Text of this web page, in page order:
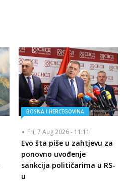
BOSNA I HERCEGOVINA
Fri, 7 Aug 2026 - 11:11
Evo šta piše u zahtjevu za
ponovno uvođenje
sankcija političarima u RS-
u